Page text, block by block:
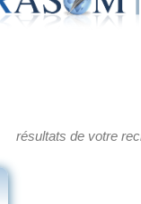
résultats de votre